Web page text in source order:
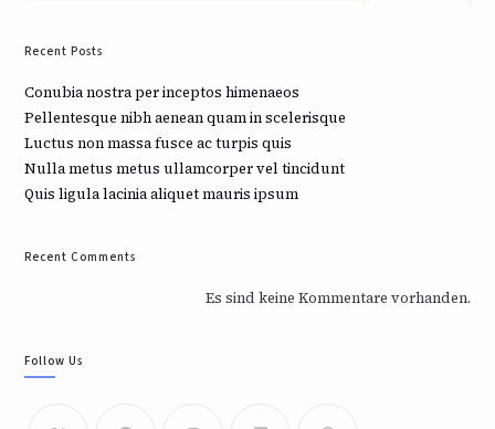
Recent Posts
Conubia nostra per inceptos himenaeos
Pellentesque nibh aenean quam in scelerisque
Luctus non massa fusce ac turpis quis
Nulla metus metus ullamcorper vel tincidunt
Quis ligula lacinia aliquet mauris ipsum
Recent Comments
Es sind keine Kommentare vorhanden.
Follow Us